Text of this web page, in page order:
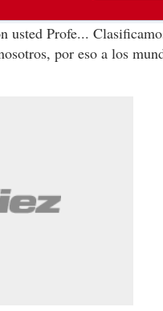
usted Profe...
por eso a los